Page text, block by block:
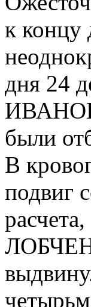
к концу
дня 24
были
В
подвиг